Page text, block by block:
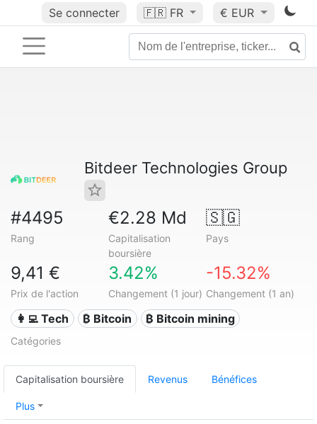
Se connecter 🇫🇷 FR € EUR
Bitdeer Technologies Group
#4495
Rang
€2.28 Md
Capitalisation
boursière
🇸🇬
Pays
9,41 €
Prix de l'action
3.42%
Changement (1 jour)
-15.32%
Changement (1 an)
👩‍💻 Tech ₿ Bitcoin ₿ Bitcoin mining
Catégories
Capitalisation boursière Revenus Bénéfices
Plus